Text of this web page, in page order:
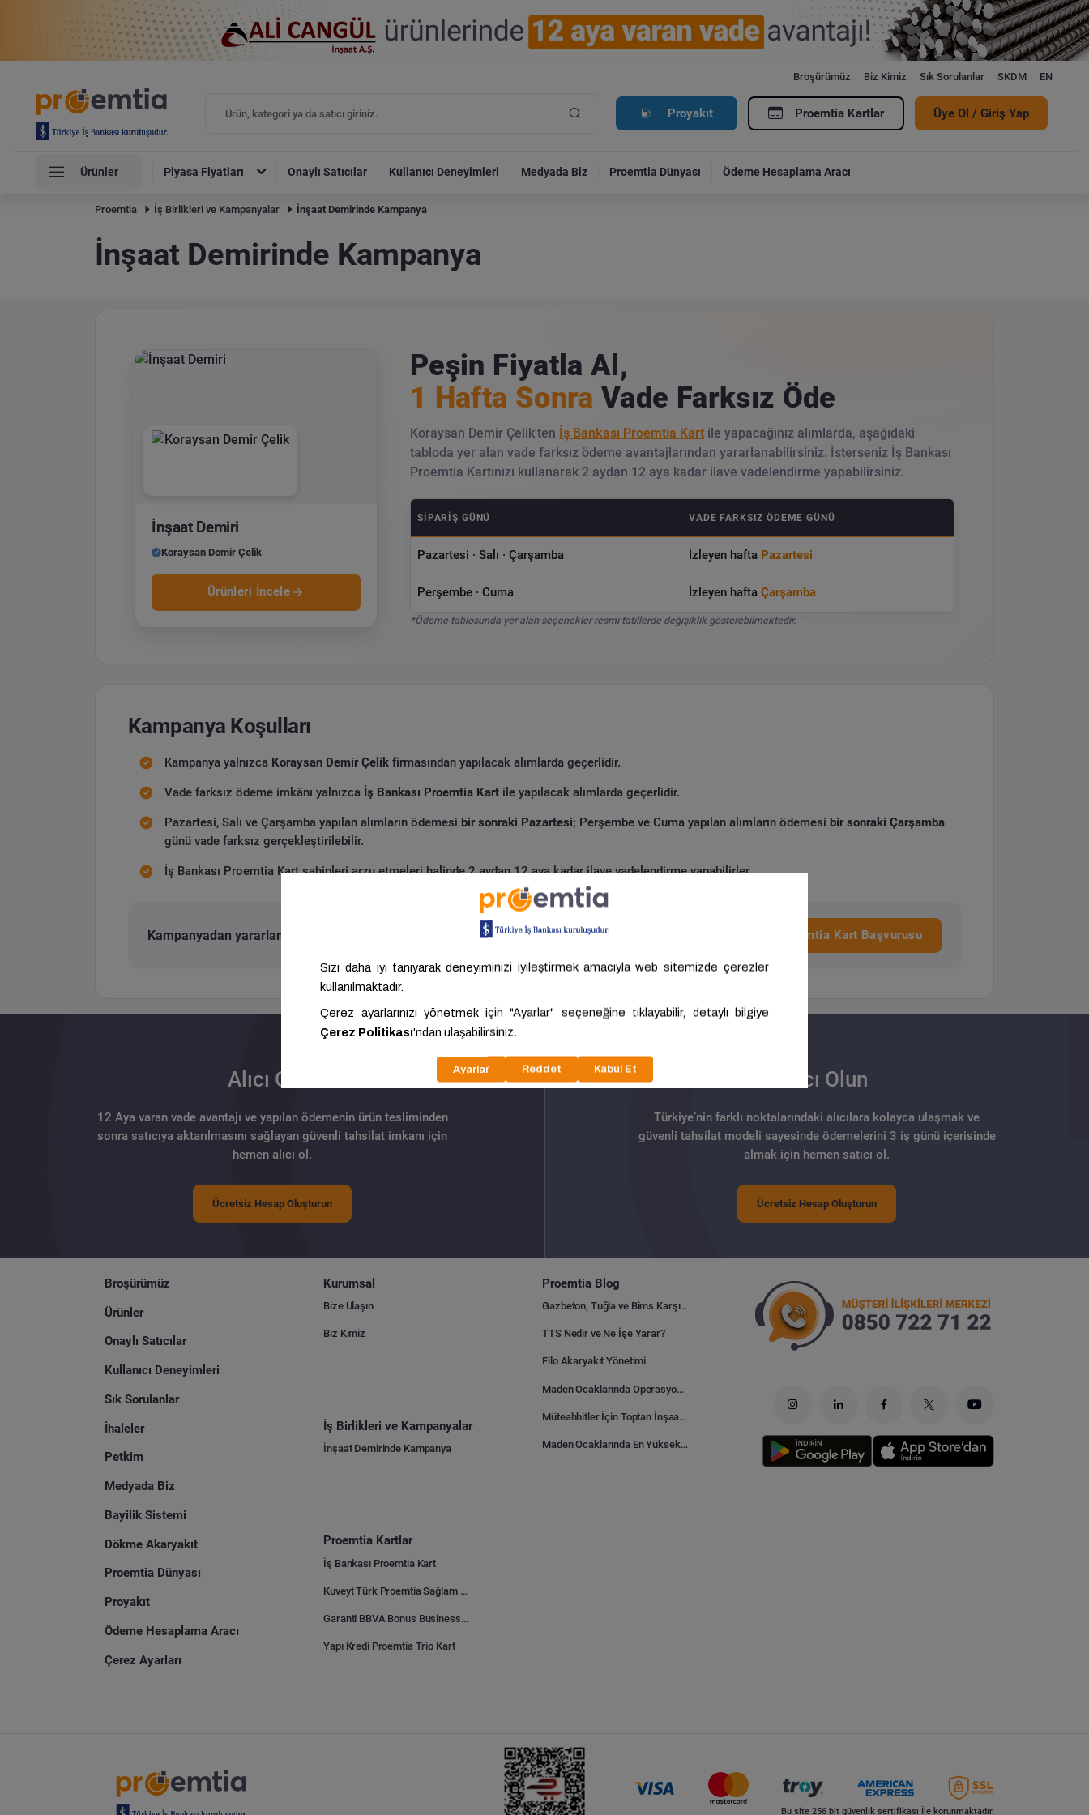
Broşürümüz Biz Kimiz Sık Sorulanlar SKDM EN
Proyakıt Proemtia Kartlar Üye Ol / Giriş Yap
Ürünler Piyasa Fiyatları Onaylı Satıcılar Kullanıcı Deneyimleri Medyada Biz Proemtia Dünyası Ödeme Hesaplama Aracı
Proemtia İş Birlikleri ve Kampanyalar İnşaat Demirinde Kampanya
İnşaat Demirinde Kampanya
Peşin Fiyatla Al,
1 Hafta Sonra Vade Farksız Öde
Koraysan Demir Çelik'ten İş Bankası Proemtia Kart ile yapacağınız alımlarda, aşağıdaki
tabloda yer alan vade farksız ödeme avantajlarından yararlanabilirsiniz. İsterseniz İş Bankası
Proemtia Kartınızı kullanarak 2 aydan 12 aya kadar ilave vadelendirme yapabilirsiniz.
SIPARIŞ GÜNÜ VADE FARKSIZ ÖDEME GÜNÜ
Pazartesi · Salı · Çarşamba İzleyen hafta Pazartesi
Perşembe · Cuma İzleyen haftaÇarşamba
*Ödeme tablosunda yer alan seçenekler resmi tatillerde değişiklik gösterebilmektedir.
İnşaat Demiri
Koraysan Demir Çelik
Ürünleri İncele
Kampanya Koşulları
Kampanya yalnızca Koraysan Demir Çelik firmasından yapılacak alımlarda geçerlidir.
Vade farksız ödeme imkânı yalnızca İş Bankası Proemtia Kart ile yapılacak alımlarda geçerlidir.
Pazartesi, Salı ve Çarşamba yapılan alımların ödemesi bir sonraki Pazartesi; Perşembe ve Cuma yapılan alımların ödemesi bir sonraki Çarşamba
günü vade farksız gerçekleştirilebilir.
İş Bankası Proemtia Kart sahipleri arzu etmeleri halinde 2 aydan 12 aya kadar ilave vadelendirme yapabilirler.
Kampanyadan yararlanmak için İş Bankası Proemtia Kart'ınız yok mu? İş Bankası Proemtia Kart Başvurusu
Alıcı Olun
12 Aya varan vade avantajı ve yapılan ödemenin ürün tesliminden
sonra satıcıya aktarılmasını sağlayan güvenli tahsilat imkanı için
hemen alıcı ol.
Ücretsiz Hesap Oluşturun
Satıcı Olun
Türkiye’nin farklı noktalarındaki alıcılara kolayca ulaşmak ve
güvenli tahsilat modeli sayesinde ödemelerini 3 iş günü içerisinde
almak için hemen satıcı ol.
Ücretsiz Hesap Oluşturun
Broşürümüz
Ürünler
Onaylı Satıcılar
Kullanıcı Deneyimleri
Sık Sorulanlar
İhaleler
Petkim
Medyada Biz
Bayilik Sistemi
Dökme Akaryakıt
Proemtia Dünyası
Proyakıt
Ödeme Hesaplama Aracı
Çerez Ayarları
Kurumsal
Bize Ulaşın
Biz Kimiz
İş Birlikleri ve Kampanyalar
İnşaat Demirinde Kampanya
Proemtia Kartlar
İş Bankası Proemtia Kart
Kuveyt Türk Proemtia Sağlam Bayi Kart
Garanti BBVA Bonus Business Proemtia Bayi Kart
Yapı Kredi Proemtia Trio Kart
Proemtia Blog
Gazbeton, Tuğla ve Bims Karşılaştırması: Hangisi Daha Avantajlı?
TTS Nedir ve Ne İşe Yarar?
Filo Akaryakıt Yönetimi
Maden Ocaklarında Operasyonel Verimlilik Nasıl Arttırılır?
Müteahhitler İçin Toptan İnşaat Malzemesi Satın Alma Rehberi
Maden Ocaklarında En Yüksek Gider Kalemleri Nelerdir?
Bu site 256 bit güvenlik sertifikası İle korunmaktadır.